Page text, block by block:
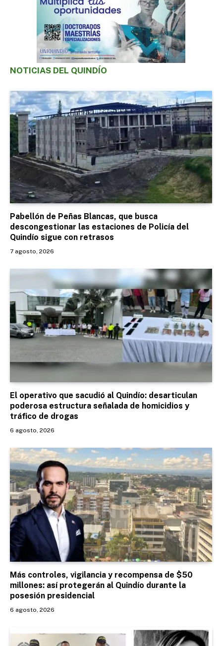
NOTICIAS DEL QUINDÍO
Pabellón de Peñas Blancas, que busca
descongestionar las estaciones de Policía del
Quindío sigue con retrasos
7 agosto, 2026
El operativo que sacudió al Quindío: desarticulan
poderosa estructura señalada de homicidios y
tráfico de drogas
6 agosto, 2026
Más controles, vigilancia y recompensa de $50
millones: así protegerán al Quindío durante la
posesión presidencial
6 agosto, 2026